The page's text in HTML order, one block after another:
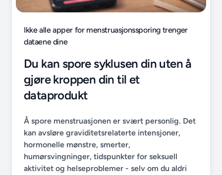
Ikke alle apper for menstruasjonssporing trenger
dataene dine
Du kan spore syklusen din uten å
gjøre kroppen din til et
dataprodukt
Å spore menstruasjonen er svært personlig. Det
kan avsløre graviditetsrelaterte intensjoner,
hormonelle mønstre, smerter,
humørsvingninger, tidspunkter for seksuell
aktivitet og helseproblemer - selv om du aldri